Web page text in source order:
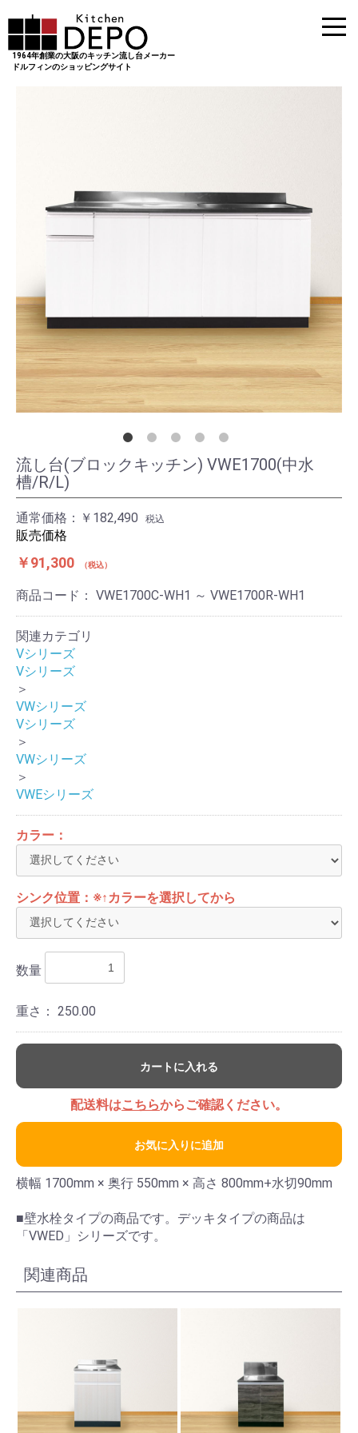
1964年創業の大阪のキッチン流し台メーカー
ドルフィンのショッピングサイト
流し台(ブロックキッチン) VWE1700(中水
槽/R/L)
通常価格： ￥182,490 税込
販売価格
￥91,300 税込
商品コード： VWE1700C-WH1 ～ VWE1700R-WH1
関連カテゴリ
Vシリーズ
Vシリーズ
＞
VWシリーズ
Vシリーズ
＞
VWシリーズ
＞
VWEシリーズ
カラー：
シンク位置：※↑カラーを選択してから
数量
重さ： 250.00
カートに入れる
配送料はこちらからご確認ください。
お気に入りに追加
横幅 1700mm × 奥行 550mm × 高さ 800mm+水切90mm
■壁水栓タイプの商品です。デッキタイプの商品は
「VWED」シリーズです。
関連商品